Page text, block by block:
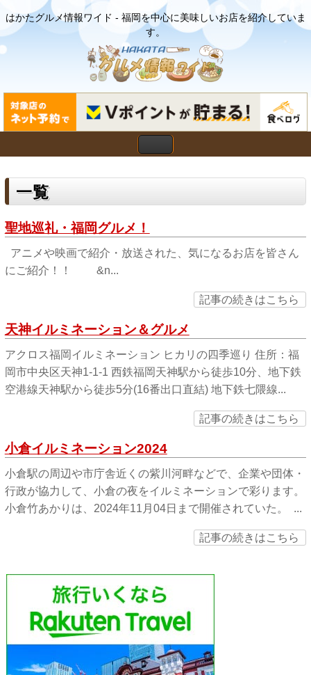
はかたグルメ情報ワイド - 福岡を中心に美味しいお店を紹介していま
す。
一覧
聖地巡礼・福岡グルメ！
アニメや映画で紹介・放送された、気になるお店を皆さん
にご紹介！！ &n...
記事の続きはこちら
天神イルミネーション＆グルメ
アクロス福岡イルミネーション ヒカリの四季巡り 住所：福
岡市中央区天神1-1-1 西鉄福岡天神駅から徒歩10分、地下鉄
空港線天神駅から徒歩5分(16番出口直結) 地下鉄七隈線...
記事の続きはこちら
小倉イルミネーション2024
小倉駅の周辺や市庁舎近くの紫川河畔などで、企業や団体・
行政が協力して、小倉の夜をイルミネーションで彩ります。
小倉竹あかりは、2024年11月04日まで開催されていた。 ...
記事の続きはこちら